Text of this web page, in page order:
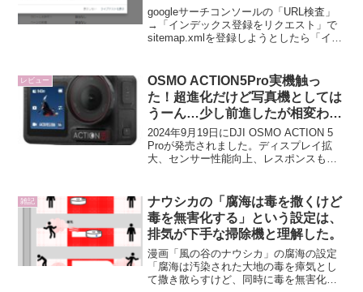
出た時の対策【sitemap.xml】
googleサーチコンソールの「URL検査」
→「インデックス登録をリクエスト」で
sitemap.xmlを登録しようとしたら「イン
ーで 'noind...
レビュー
OSMO ACTION5Pro実機触っ
た！超進化だけど写真機としては
うーん…少し前進したが相変わら
ずもったいない仕様。
2024年9月19日にDJI OSMO ACTION 5
Proが発売されました。ディスプレイ拡
大、センサー性能向上、レスポンスも良
ある「静止画問題」と...
雑記
ナウシカの「腐海は毒を撒くけど
毒を無害化する」という設定は、
排気が下手な掃除機と理解した。
漫画「風の谷のナウシカ」の腐海の設定
「腐海は汚染された大地の毒を瘴気とし
て撒き散らすけど、同時に毒を無害化す